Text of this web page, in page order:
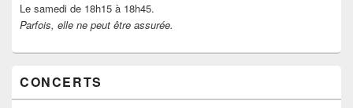
Le samedi de 18h15 à 18h45.
Parfois, elle ne peut être assurée.
CONCERTS